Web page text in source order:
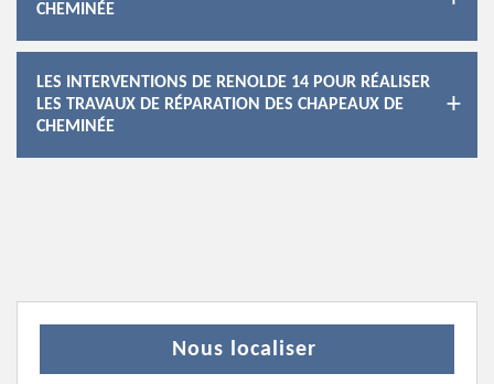
CHEMINÉE
LES INTERVENTIONS DE RENOLDE 14 POUR RÉALISER
LES TRAVAUX DE RÉPARATION DES CHAPEAUX DE
CHEMINÉE
Nous localiser